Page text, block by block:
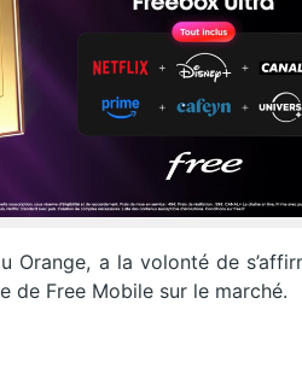
Orange, a la volonté de
de Free Mobile sur le marché.